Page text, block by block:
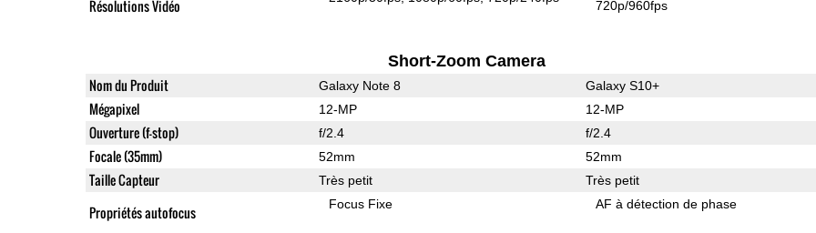
Résolutions Vidéo
720p/960fps
Short-Zoom Camera
Nom du Produit Galaxy Note 8 Galaxy S10+
Mégapixel 12-MP 12-MP
Ouverture (f-stop) f/2.4 f/2.4
Focale (35mm) 52mm 52mm
Taille Capteur Très petit Très petit
Propriétés autofocus Focus Fixe AF à détection de phase